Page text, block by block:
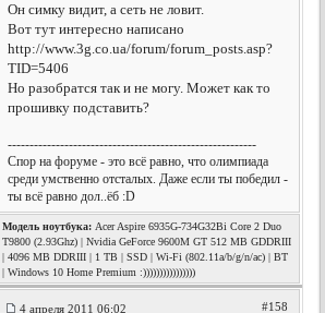
Он симку видит, а сеть не ловит.
Вот тут интересно написано
http://www.3g.co.ua/forum/forum_posts.asp?
TID=5406
Но разобратся так и не могу. Может как то
прошивку подставить?
---------------------------------------------------------
Спор на форуме - это всё равно, что олимпиада
среди умственно отсталых. Даже если ты победил -
ты всё равно дол..ёб :D
Модель ноутбука: Acer Aspire 6935G-734G32Bi Core 2 Duo
T9800 (2.93Ghz) | Nvidia GeForce 9600M GT 512 MB GDDRIII
| 4096 MB DDRIII | 1 TB | SSD | Wi-Fi (802.11a/b/g/n/ac) | BT
| Windows 10 Home Premium :))))))))))))))))
4 апреля 2011 06:02 #158